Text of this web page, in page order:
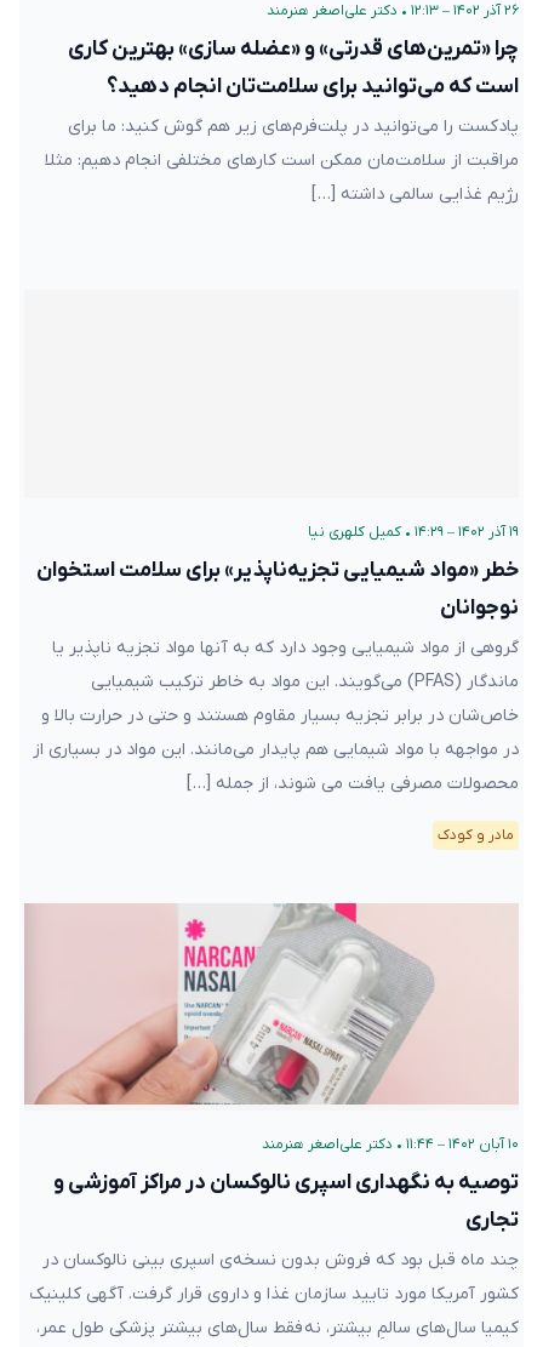
۲۶ آذر ۱۴۰۲ – ۱۲:۱۳ • دکتر علی‌اصغر هنرمند
چرا «تمرین‌های قدرتی» و «عضله سازی» بهترین کاری
است که می‌توانید برای سلامت‌تان انجام دهید؟
پادکست را می‌توانید در پلت‌فرم‌های زیر هم گوش کنید: ما برای
مراقبت از سلامت‌مان ممکن است کارهای مختلفی انجام دهیم: مثلا
رژیم غذایی سالمی داشته […]
۱۹ آذر ۱۴۰۲ – ۱۴:۲۹ • کمیل کلهری نیا
خطر «مواد شیمیایی تجزیه‌ناپذیر» برای سلامت استخوان
نوجوانان
گروهی از مواد شیمیایی وجود دارد که به آنها مواد تجزیه‌ ناپذیر یا
ماندگار (PFAS) می‌گویند. این مواد به خاطر ترکیب شیمیایی
خاص‌شان در برابر تجزیه بسیار مقاوم هستند و حتی در حرارت بالا و
در مواجهه با مواد شیمایی هم پایدار می‌مانند. این مواد در بسیاری از
محصولات مصرفی یافت می شوند، از جمله […]
مادر و کودک
۱۰ آبان ۱۴۰۲ – ۱۱:۴۴ • دکتر علی‌اصغر هنرمند
توصیه به نگهداری اسپری نالوکسان در مراکز آموزشی و
تجاری
چند ماه قبل بود که فروش بدون نسخه‌ی اسپری بینی نالوکسان در
کشور آمریکا مورد تایید سازمان غذا و داروی قرار گرفت. آگهی کلینیک
کیمیا سال‌های سالمِ بیشتر، نه فقط سال‌های بیشتر پزشکی طول عمر،